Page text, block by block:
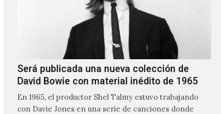
Será publicada una nueva colección de
David Bowie con material inédito de 1965
En 1965, el productor Shel Talmy estuvo trabajando
con Davie Jones en una serie de canciones donde